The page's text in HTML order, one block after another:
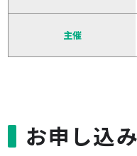
主催
お申し込